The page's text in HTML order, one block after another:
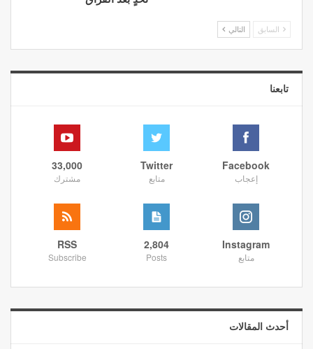
السابق التالي
تابعنا
Facebook
إعجاب
Twitter
متابع
33,000
مشترك
Instagram
متابع
2,804
Posts
RSS
Subscribe
أحدث المقالات